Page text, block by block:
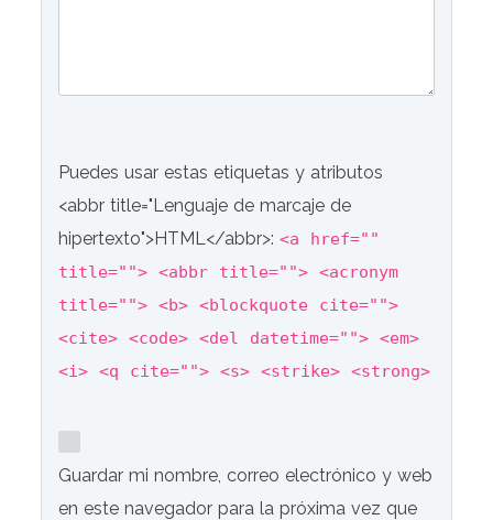
Puedes usar estas etiquetas y atributos
<abbr title="Lenguaje de marcaje de
hipertexto">HTML</abbr>:<a href=""
title=""> <abbr title=""> <acronym
title=""> <b> <blockquote cite="">
<cite> <code> <del datetime=""> <em>
<i> <q cite=""> <s> <strike> <strong>
Guardar mi nombre, correo electrónico y web
en este navegador para la próxima vez que